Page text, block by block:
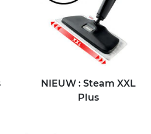
NIEUW : Steam XXL
Plus